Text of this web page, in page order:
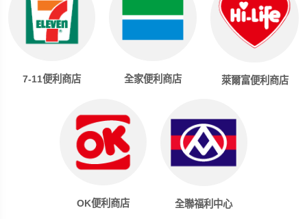
7-11便利商店 全家便利商店 萊爾富便利商店
OK便利商店 全聯福利中心